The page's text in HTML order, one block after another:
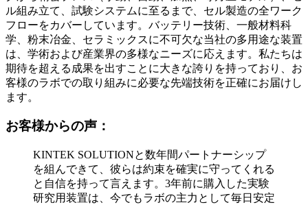
ル組み立て、試験システムに至るまで、セル製造の全ワーク
フローをカバーしています。バッテリー技術、一般材料科
学、粉末冶金、セラミックスに不可欠な当社の多用途な装置
は、学術および産業界の多様なニーズに応えます。私たちは
期待を超える成果を出すことに大きな誇りを持っており、お
客様のラボでの取り組みに必要な先端技術を正確にお届けし
ます。
お客様からの声：
KINTEK SOLUTIONと数年間パートナーシップ
を組んできて、彼らは約束を確実に守ってくれる
と自信を持って言えます。3年前に購入した実験
研究用装置は、今でもラボの主力として毎日安定